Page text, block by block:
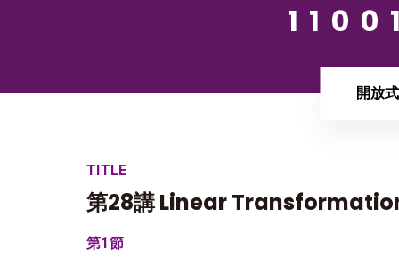
開放
TITLE
第28講 Linear
第1節